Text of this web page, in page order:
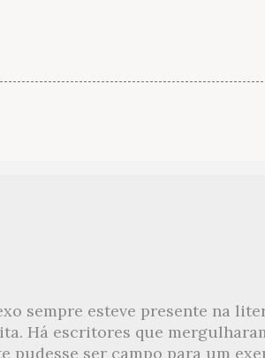
sempre esteve presente na
Há escritores que
pudesse ser campo para um